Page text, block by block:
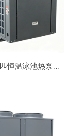
【OEM】12匹恒温泳池热泵●顶吹